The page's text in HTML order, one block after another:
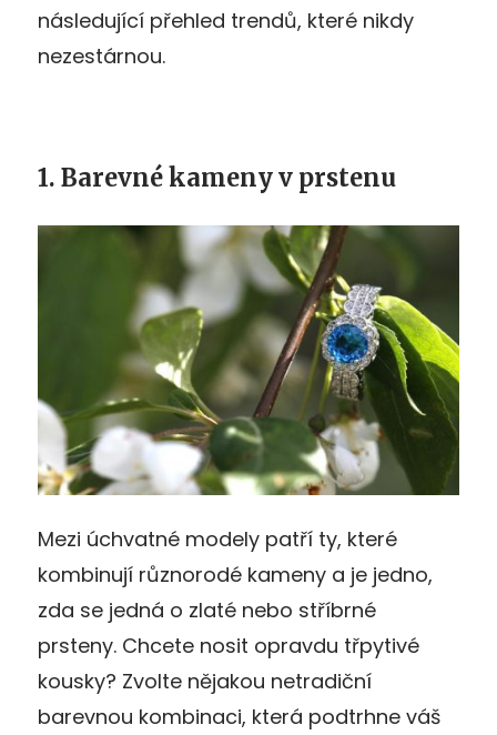
následující přehled trendů, které nikdy
nezestárnou.
1. Barevné kameny v prstenu
Mezi úchvatné modely patří ty, které
kombinují různorodé kameny a je jedno,
zda se jedná o zlaté nebo stříbrné
prsteny. Chcete nosit opravdu třpytivé
kousky? Zvolte nějakou netradiční
barevnou kombinaci, která podtrhne váš